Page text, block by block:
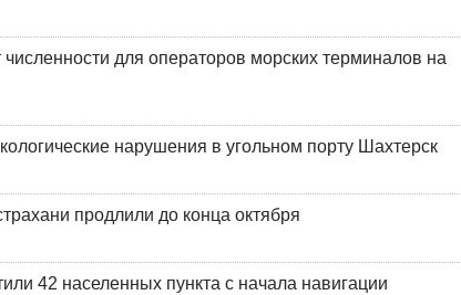
для операторов морских терминалов на
нарушения в угольном порту Шахтерск
продлили до конца октября
42 населенных пункта с начала навигации